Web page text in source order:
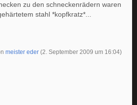
zu den schneckenrädern waren
stahl *kopfkratz*...
meister eder (2. September 2009 um 16:04)